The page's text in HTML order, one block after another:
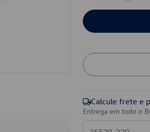
Calcule frete e
Entrega em todo o